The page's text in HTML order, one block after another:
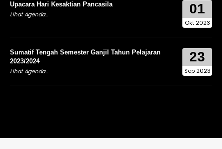
01
Okt 2023
Upacara Hari Kesaktian Pancasila
Lihat Agenda...
23
Sep 2023
Sumatif Tengah Semester Ganjil Tahun Pelajaran
2023/2024
Lihat Agenda...